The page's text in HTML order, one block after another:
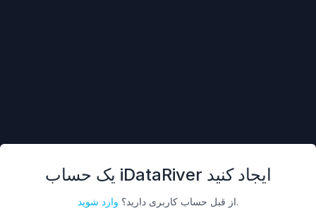
یک حساب iDataRiver ایجاد کنید
از قبل حساب کاربری دارید؟ وارد شوید .